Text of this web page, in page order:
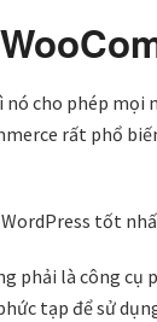
cho phép mọi
rất phổ
WordPress tốt
phải là công cụ
tạp để sử